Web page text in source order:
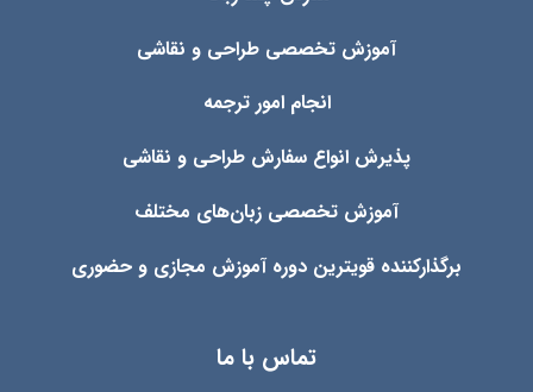
آموزش تخصصی طراحی و نقاشی
انجام امور ترجمه
پذیرش انواع سفارش طراحی و نقاشی
آموزش تخصصی زبان‌های مختلف
برگذارکننده قویترین دوره آموزش مجازی و حضوری
تماس با ما